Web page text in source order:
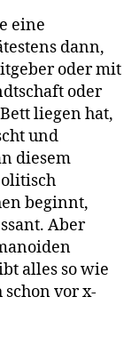
eine
dann,
oder mit
oder
liegen hat,
und
diesem
beginnt,
Aber
alles so wie
vor x-